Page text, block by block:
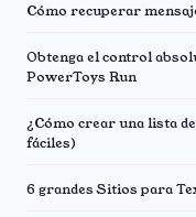
Cómo recuperar
Obtenga el control
PowerToys Run
¿Cómo crear una lista
fáciles)
6 grandes Sitios para